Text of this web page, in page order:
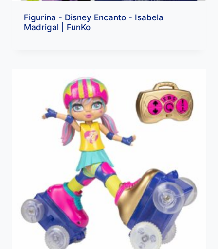
Figurina - Disney Encanto - Isabela
Madrigal | FunKo